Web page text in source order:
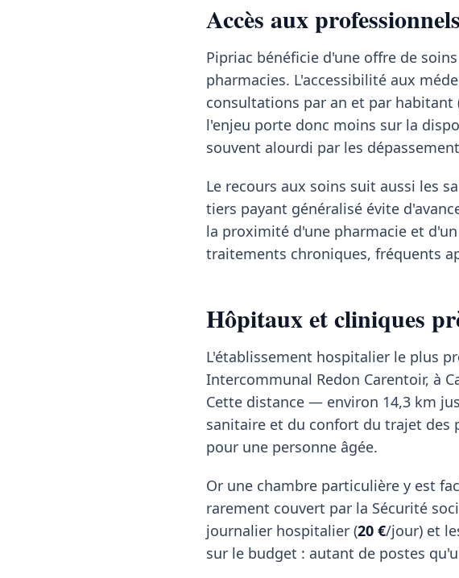
Accès aux
Pipriac bénéficie d'une offre de
pharmacies. L'accessibilité aux
consultations par an et par habitant
l'enjeu porte donc moins sur la
souvent alourdi par les
Le recours aux soins suit aussi les
tiers payant généralisé évite
la proximité d'une pharmacie et
traitements chroniques, fréquents
Hôpitaux et cliniques
L'établissement hospitalier le plus
Intercommunal Redon Carentoir, à
Cette distance — environ 14,3 km
sanitaire et du confort du trajet des
pour une personne âgée.
Or une chambre particulière y est
rarement couvert par la Sécurité
journalier hospitalier (20 €/jour) et
sur le budget : autant de postes